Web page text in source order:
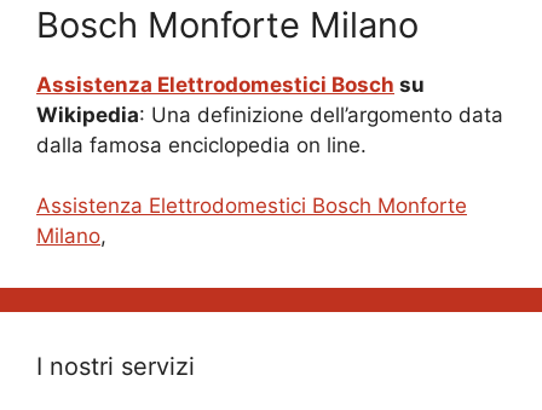
Bosch Monforte Milano
Assistenza Elettrodomestici Bosch su
Wikipedia: Una definizione dell’argomento data
dalla famosa enciclopedia on line.
Assistenza Elettrodomestici Bosch Monforte
Milano,
I nostri servizi